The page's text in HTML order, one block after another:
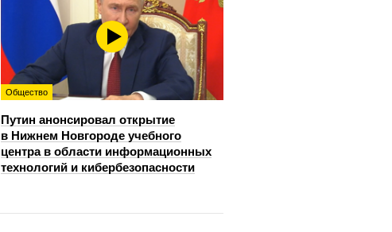
Общество
Путин анонсировал открытие
в Нижнем Новгороде учебного
центра в области информационных
технологий и кибербезопасности